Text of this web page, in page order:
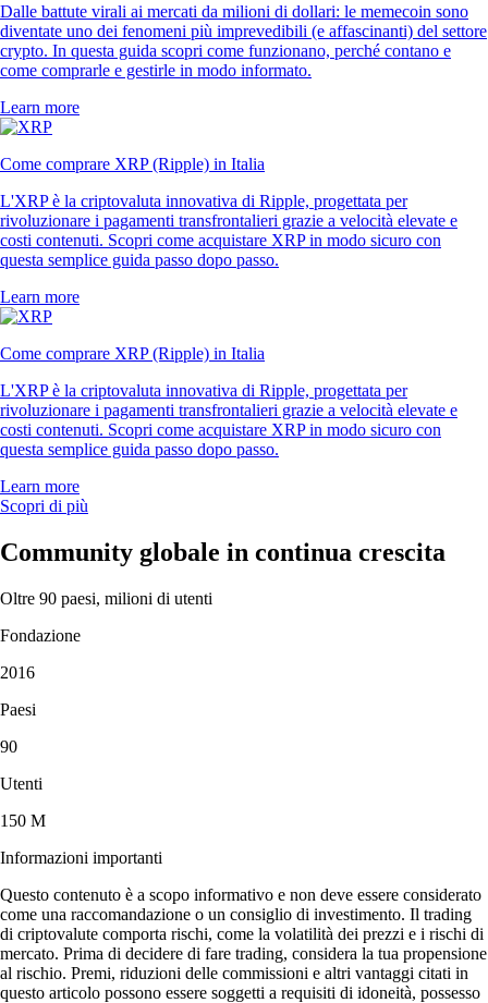
Dalle battute virali ai mercati da milioni di dollari: le memecoin sono
diventate uno dei fenomeni più imprevedibili (e affascinanti) del settore
crypto. In questa guida scopri come funzionano, perché contano e
come comprarle e gestirle in modo informato.
Learn more
Come comprare XRP (Ripple) in Italia
L'XRP è la criptovaluta innovativa di Ripple, progettata per
rivoluzionare i pagamenti transfrontalieri grazie a velocità elevate e
costi contenuti. Scopri come acquistare XRP in modo sicuro con
questa semplice guida passo dopo passo.
Learn more
Come comprare XRP (Ripple) in Italia
L'XRP è la criptovaluta innovativa di Ripple, progettata per
rivoluzionare i pagamenti transfrontalieri grazie a velocità elevate e
costi contenuti. Scopri come acquistare XRP in modo sicuro con
questa semplice guida passo dopo passo.
Learn more
Scopri di più
Community globale in continua crescita
Oltre 90 paesi, milioni di utenti
Fondazione
2016
Paesi
90
Utenti
150 M
Informazioni importanti
Questo contenuto è a scopo informativo e non deve essere considerato
come una raccomandazione o un consiglio di investimento. Il trading
di criptovalute comporta rischi, come la volatilità dei prezzi e i rischi di
mercato. Prima di decidere di fare trading, considera la tua propensione
al rischio. Premi, riduzioni delle commissioni e altri vantaggi citati in
questo articolo possono essere soggetti a requisiti di idoneità, possesso